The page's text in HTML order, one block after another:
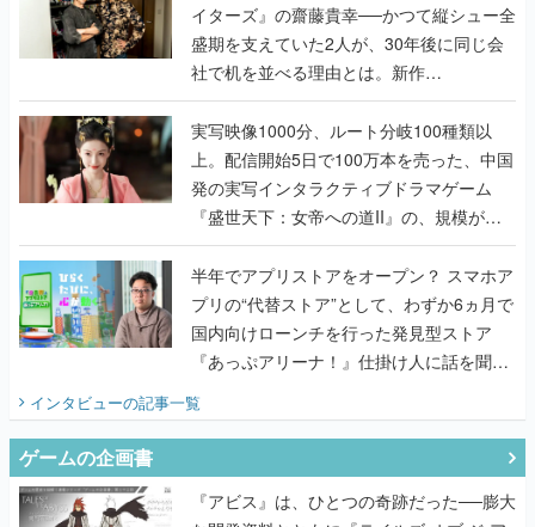
イターズ』の齋藤貴幸──かつて縦シュー全
盛期を支えていた2人が、30年後に同じ会
社で机を並べる理由とは。新作
『TATSUJIN EXTREME』で初タッグを組
んだレジェンド2人に訊く開発秘話
実写映像1000分、ルート分岐100種類以
上。配信開始5日で100万本を売った、中国
発の実写インタラクティブドラマゲーム
『盛世天下：女帝への道II』の、規模が違
うこだわりをプロデューサーに聞いた
半年でアプリストアをオープン？ スマホア
プリの“代替ストア”として、わずか6ヵ月で
国内向けローンチを行った発見型ストア
『あっぷアリーナ！』仕掛け人に話を聞い
てみた
インタビューの記事一覧
ゲームの企画書
『アビス』は、ひとつの奇跡だった──膨大